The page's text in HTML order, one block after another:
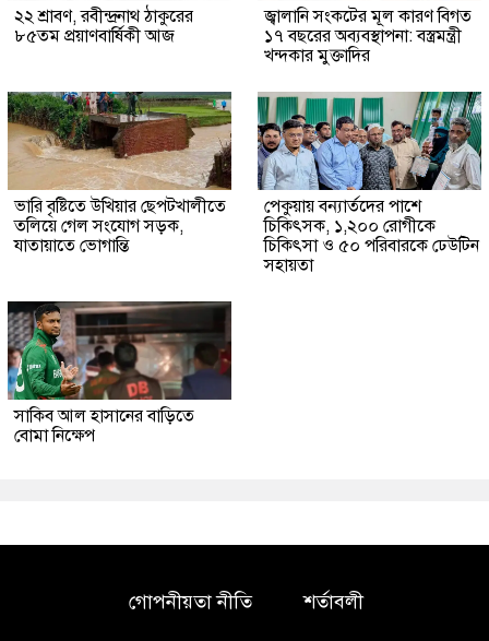
২২ শ্রাবণ, রবীন্দ্রনাথ ঠাকুরের
৮৫তম প্রয়াণবার্ষিকী আজ
জ্বালানি সংকটের মূল কারণ বিগত
১৭ বছরের অব্যবস্থাপনা: বস্ত্রমন্ত্রী
খন্দকার মুক্তাদির
ভারি বৃষ্টিতে উখিয়ার ছেপটখালীতে
তলিয়ে গেল সংযোগ সড়ক,
যাতায়াতে ভোগান্তি
পেকুয়ায় বন্যার্তদের পাশে
চিকিৎসক, ১,২০০ রোগীকে
চিকিৎসা ও ৫০ পরিবারকে ঢেউটিন
সহায়তা
সাকিব আল হাসানের বাড়িতে
বোমা নিক্ষেপ
গোপনীয়তা নীতি শর্তাবলী